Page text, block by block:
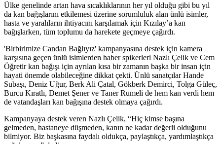
Ülke genelinde artan hava sıcaklıklarının her yıl olduğu gibi bu yıl
da kan bağışlarını etkilemesi üzerine sorumluluk alan ünlü isimler,
hasta ve yaralıların ihtiyacını karşılamak için Kızılay’a kan
bağışlarken, tüm toplumu da harekete geçmeye çağırdı.
'Birbirimize Candan Bağlıyız' kampanyasına destek için kamera
karşısına geçen ünlü isimlerden haber spikerleri Nazlı Çelik ve Cem
Öğretir kan bağışı için ayrılan kısa bir zamanın başka bir insan için
hayati önemde olabileceğine dikkat çekti. Ünlü sanatçılar Hande
Subaşı, Deniz Uğur, Berk Ali Çatal, Gökberk Demirci, Tolga Güleç,
Burcu Kıratlı, Demet Şener ve Taner Rumeli de hem kan verdi hem
de vatandaşları kan bağışına destek olmaya çağırdı.
Kampanyaya destek veren Nazlı Çelik, “Hiç kimse başına
gelmeden, hastaneye düşmeden, kanın ne kadar değerli olduğunu
bilmiyor. Biz başkasına faydalı oldukça, paylaştıkça, yardımlaştıkça